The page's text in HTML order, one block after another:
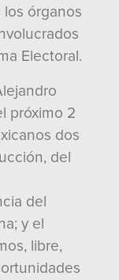
órganos
Electoral.
próximo 2
dos
del
del
y el
libre,